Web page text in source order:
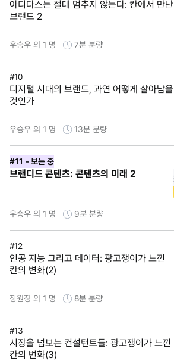
아디다스는 절대 멈추지 않는다: 칸에서 만난
브랜드 2
우승우 외 1 명 7분 분량
#10
디지털 시대의 브랜드, 과연 어떻게 살아남을
것인가
우승우 외 1 명 13분 분량
#11 - 보는 중
브랜디드 콘텐츠: 콘텐츠의 미래 2
우승우 외 1 명 9분 분량
#12
인공 지능 그리고 데이터: 광고쟁이가 느낀
칸의 변화(2)
장원정 외 1 명 8분 분량
#13
시장을 넘보는 컨설턴트들: 광고쟁이가 느낀
칸의 변화(3)